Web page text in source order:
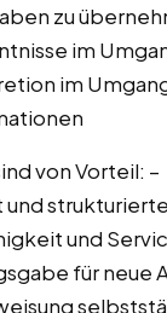
zu
im
im
von Vorteil: –
und
für neue